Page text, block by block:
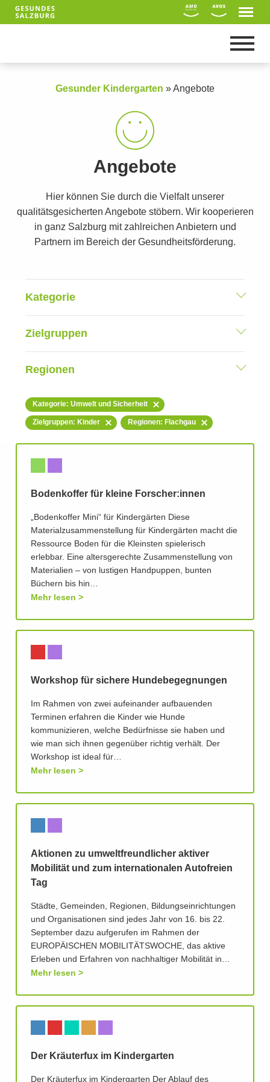
Suche
Gesunder Kindergarten »Angebote
Angebote
Hier können Sie durch die Vielfalt unserer
qualitätsgesicherten Angebote stöbern. Wir kooperieren
in ganz Salzburg mit zahlreichen Anbietern und
Partnern im Bereich der Gesundheitsförderung.
Kategorie
Zielgruppen
Regionen
Kategorie: Umwelt und Sicherheit
Zielgruppen: Kinder Regionen: Flachgau
Bodenkoffer für kleine Forscher:innen
„Bodenkoffer Mini“ für Kindergärten Diese
Materialzusammenstellung für Kindergärten macht die
Ressource Boden für die Kleinsten spielerisch
erlebbar. Eine altersgerechte Zusammenstellung von
Materialien – von lustigen Handpuppen, bunten
Büchern bis hin…
Mehr lesen
Workshop für sichere Hundebegegnungen
Im Rahmen von zwei aufeinander aufbauenden
Terminen erfahren die Kinder wie Hunde
kommunizieren, welche Bedürfnisse sie haben und
wie man sich ihnen gegenüber richtig verhält. Der
Workshop ist ideal für…
Mehr lesen
Aktionen zu umweltfreundlicher aktiver
Mobilität und zum internationalen Autofreien
Tag
Städte, Gemeinden, Regionen, Bildungseinrichtungen
und Organisationen sind jedes Jahr von 16. bis 22.
September dazu aufgerufen im Rahmen der
EUROPÄISCHEN MOBILITÄTSWOCHE, das aktive
Erleben und Erfahren von nachhaltiger Mobilität in…
Mehr lesen
Der Kräuterfux im Kindergarten
Der Kräuterfux im Kindergarten Der Ablauf des